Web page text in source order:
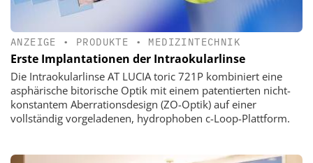
ANZEIGE • PRODUKTE • MEDIZINTECHNIK
Erste Implantationen der Intraokularlinse
Die Intraokularlinse AT LUCIA toric 721P kombiniert eine
asphärische bitorische Optik mit einem patentierten nicht-
konstantem Aberrationsdesign (ZO-Optik) auf einer
vollständig vorgeladenen, hydrophoben c-Loop-Plattform.